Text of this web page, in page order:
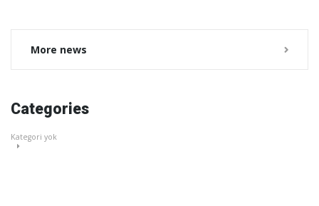
More news
Categories
Kategori yok